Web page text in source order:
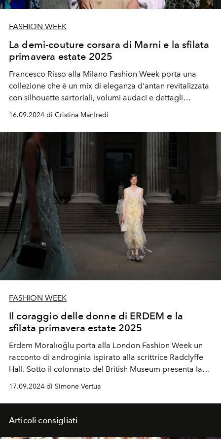
FASHION WEEK
La demi-couture corsara di Marni e la sfilata
primavera estate 2025
Francesco Risso alla Milano Fashion Week porta una
collezione che è un mix di eleganza d'antan revitalizzata
con silhouette sartoriali, volumi audaci e dettagli
16.09.2024 di Cristina Manfredi
FASHION WEEK
Il coraggio delle donne di ERDEM e la
sfilata primavera estate 2025
Erdem Moralıoğlu porta alla London Fashion Week un
racconto di androginia ispirato alla scrittrice Radclyffe
Hall. Sotto il colonnato del British Museum presenta la
17.09.2024 di Simone Vertua
Articoli consigliati